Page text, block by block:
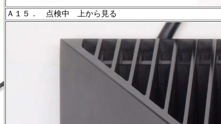
Ａ１５． 点検中 上から見る